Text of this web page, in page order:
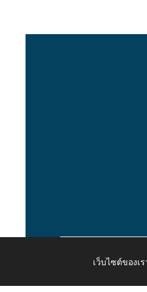
Copyright © 2026 All
เว็บไซต์ของ